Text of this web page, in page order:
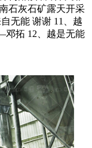
石灰石矿露天开采
无能 谢谢 11、越
拓 12、越是无能